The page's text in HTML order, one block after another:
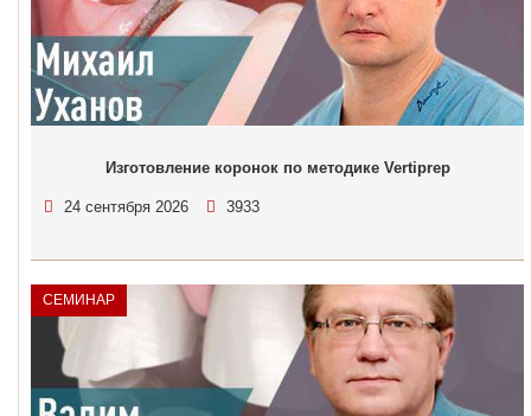
Изготовление коронок по методике Vertiprep
24 сентября 2026 3933
СЕМИНАР